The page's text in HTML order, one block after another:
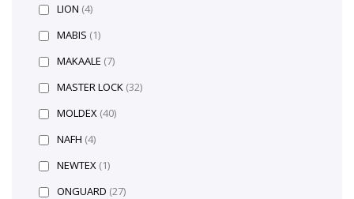
LION (4)
MABIS (1)
MAKAALE (7)
MASTER LOCK (32)
MOLDEX (40)
NAFH (4)
NEWTEX (1)
ONGUARD (27)